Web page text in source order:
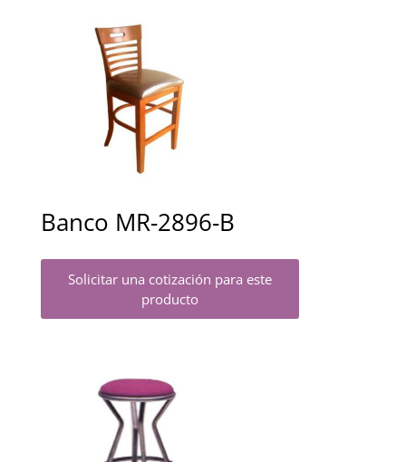
Banco MR-2896-B
Solicitar una cotización para este
producto